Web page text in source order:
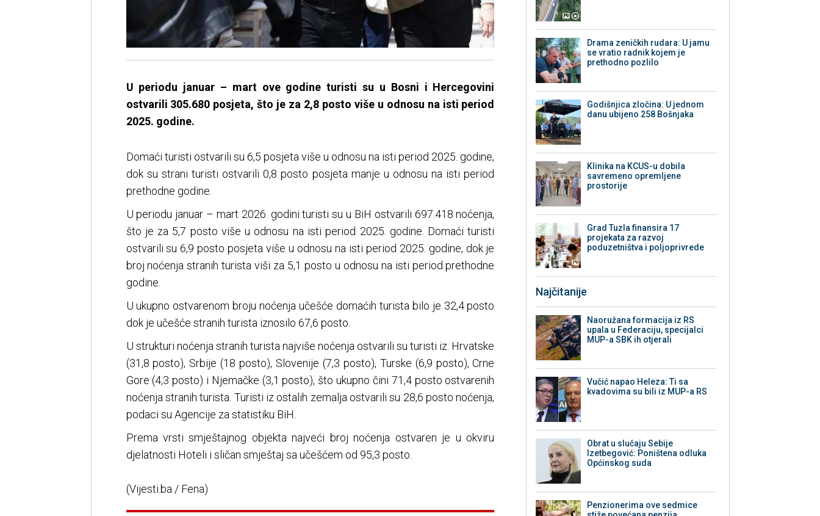
U periodu januar – mart ove godine turisti su u Bosni i Hercegovini
ostvarili 305.680 posjeta, što je za 2,8 posto više u odnosu na isti period
2025. godine.
Domaći turisti ostvarili su 6,5 posjeta više u odnosu na isti period 2025. godine,
dok su strani turisti ostvarili 0,8 posto posjeta manje u odnosu na isti period
prethodne godine.
U periodu januar – mart 2026. godini turisti su u BiH ostvarili 697.418 noćenja,
što je za 5,7 posto više u odnosu na isti period 2025. godine. Domaći turisti
ostvarili su 6,9 posto posjeta više u odnosu na isti period 2025. godine, dok je
broj noćenja stranih turista viši za 5,1 posto u odnosu na isti period prethodne
godine.
U ukupno ostvarenom broju noćenja učešće domaćih turista bilo je 32,4 posto
dok je učešće stranih turista iznosilo 67,6 posto.
U strukturi noćenja stranih turista najviše noćenja ostvarili su turisti iz: Hrvatske
(31,8 posto), Srbije (18 posto), Slovenije (7,3 posto), Turske (6,9 posto), Crne
Gore (4,3 posto) i Njemačke (3,1 posto), što ukupno čini 71,4 posto ostvarenih
noćenja stranih turista. Turisti iz ostalih zemalja ostvarili su 28,6 posto noćenja,
podaci su Agencije za statistiku BiH.
Prema vrsti smještajnog objekta najveći broj noćenja ostvaren je u okviru
djelatnosti Hoteli i sličan smještaj sa učešćem od 95,3 posto.
(Vijesti.ba / Fena)
Drama zeničkih rudara: U jamu
se vratio radnik kojem je
prethodno pozlilo
Godišnjica zločina: U jednom
danu ubijeno 258 Bošnjaka
Klinika na KCUS-u dobila
savremeno opremljene
prostorije
Grad Tuzla finansira 17
projekata za razvoj
poduzetništva i poljoprivrede
Najčitanije
Naoružana formacija iz RS
upala u Federaciju, specijalci
MUP-a SBK ih otjerali
Vučić napao Heleza: Ti sa
kvadovima su bili iz MUP-a RS
Obrat u slučaju Sebije
Izetbegović: Poništena odluka
Općinskog suda
Penzionerima ove sedmice